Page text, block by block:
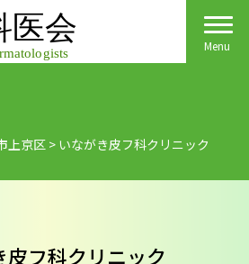
Menu
上京区 > いながき皮フ科クリニック
皮フ科クリニック